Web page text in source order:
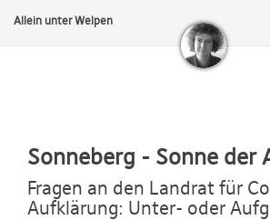
Allein unter Welpen
Sonneberg - Sonne der
Fragen an den Landrat für
Aufklärung: Unter- oder